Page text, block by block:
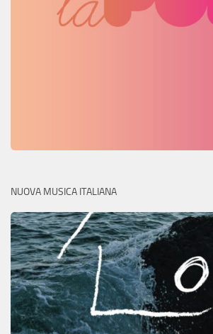
NUOVA MUSICA ITALIANA